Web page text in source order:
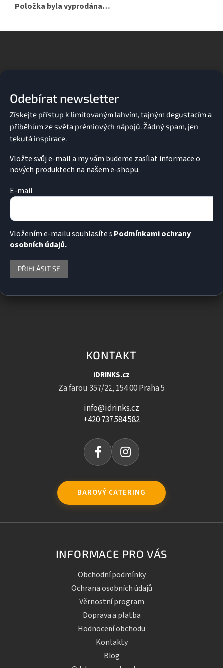
Položka byla vyprodána…
Odebírat newsletter
Vložte svůj e-mail a my vám budeme zasílat informace o
nových produktech na našem e-shopu.
E-mail
Vložením e-mailu souhlasíte s Podmínkami ochrany
osobních údajů.
PŘIHLÁSIT SE
KONTAKT
iDRINKS.cz
Za farou 357/22, 154 00 Praha 5
info@idrinks.cz
+420 737 584 582
BAROVÝ CATERING
INFORMACE PRO VÁS
Obchodní podmínky
Ochrana osobních údajů
Věrnostní program
Doprava a platba
Hodnocení obchodu
Kontakty
Blog